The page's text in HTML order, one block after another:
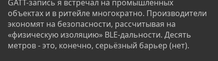
GATT-запись я встречал на промышленных
объектах и в ритейле многократно. Производители
экономят на безопасности, рассчитывая на
«физическую изоляцию» BLE-дальности. Десять
метров - это, конечно, серьёзный барьер (нет).